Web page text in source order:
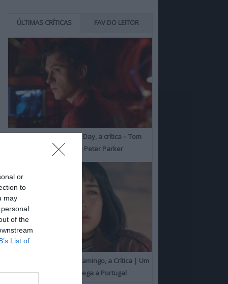
or
to
may
of the
List of
ÚLTIMAS CRÍTICAS FAV DO LEITOR
Spider-Man: Brand New Day, a crítica – Tom
Holland consolida o seu Peter Parker
O Misterioso Olhar do Flamingo, a Crítica | Um
Campeão de Cannes chega a Portugal